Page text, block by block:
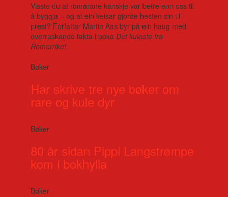
Visste du at romarane kanskje var betre enn oss til
å byggja – og at ein keisar gjorde hesten sin til
prest? Forfattar Martin Aas byr på ein haug med
overraskande fakta i boka Det kuleste fra
Romerriket.
Bøker
Har skrive tre nye bøker om
rare og kule dyr
Bøker
80 år sidan Pippi Langstrømpe
kom i bokhylla
Bøker